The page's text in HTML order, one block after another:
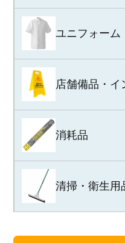
ユニフォーム
店舗備品・イ
消耗品
清掃・衛生用